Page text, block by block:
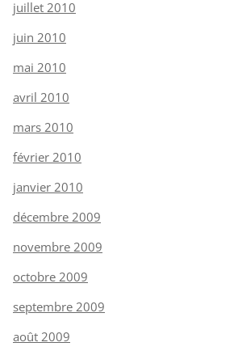
juillet 2010
juin 2010
mai 2010
avril 2010
mars 2010
février 2010
janvier 2010
décembre 2009
novembre 2009
octobre 2009
septembre 2009
août 2009